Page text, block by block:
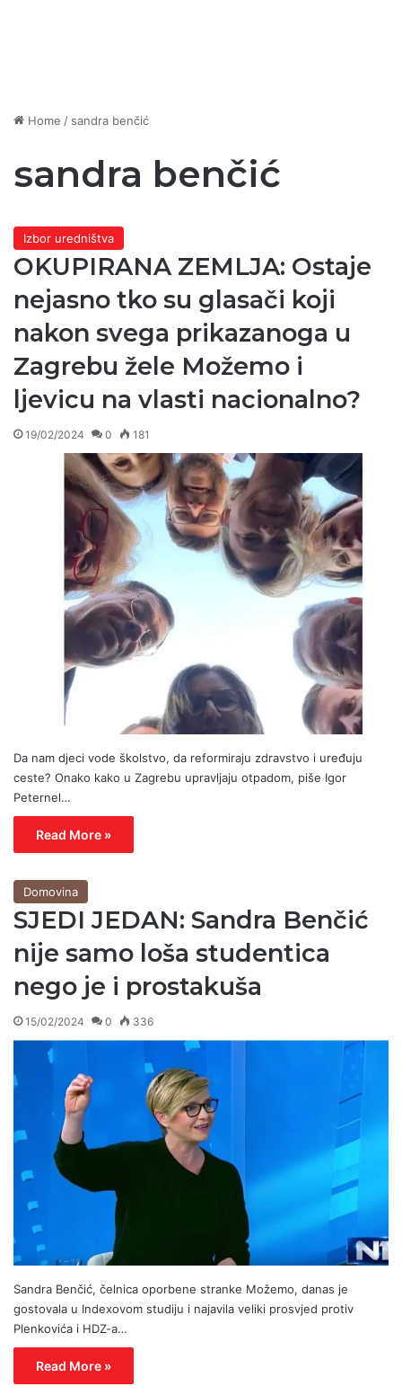
Home / sandra benčić
sandra benčić
Izbor uredništva
OKUPIRANA ZEMLJA: Ostaje
nejasno tko su glasači koji
nakon svega prikazanoga u
Zagrebu žele Možemo i
ljevicu na vlasti nacionalno?
19/02/2024 0 181
Da nam djeci vode školstvo, da reformiraju zdravstvo i uređuju
ceste? Onako kako u Zagrebu upravljaju otpadom, piše Igor
Peternel…
Read More »
Domovina
SJEDI JEDAN: Sandra Benčić
nije samo loša studentica
nego je i prostakuša
15/02/2024 0 336
Sandra Benčić, čelnica oporbene stranke Možemo, danas je
gostovala u Indexovom studiju i najavila veliki prosvjed protiv
Plenkovića i HDZ-a…
Read More »